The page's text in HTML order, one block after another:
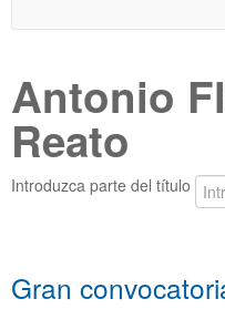
Antonio
Reato
Introduzca parte del título
Gran